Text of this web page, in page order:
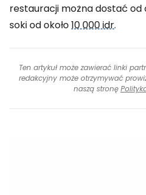
restauracji można dostać od
soki od około10 000 idr.
Ten artykuł może zawierać linki
redakcyjny może otrzymywać
naszą stronę